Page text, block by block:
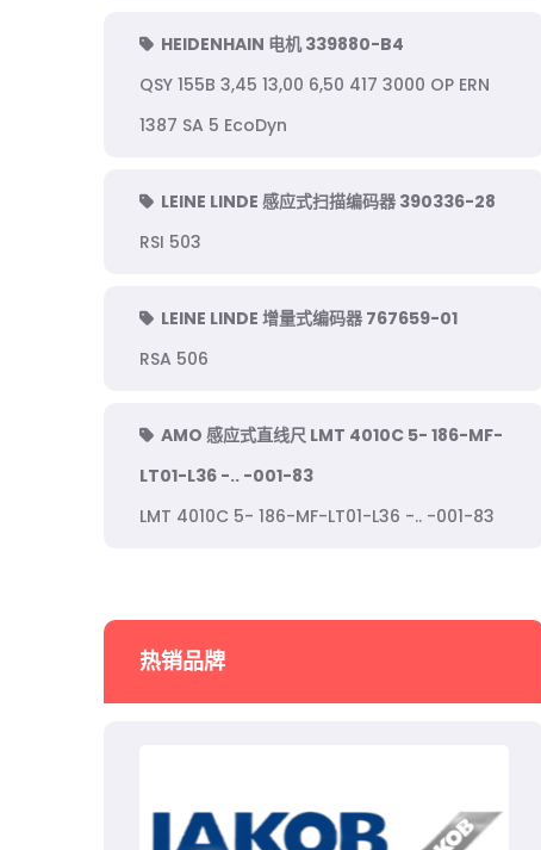
HEIDENHAIN 电机 339880-B4
QSY 155B 3,45 13,00 6,50 417 3000 OP ERN
1387 SA 5 EcoDyn
LEINE LINDE 感应式扫描编码器 390336-28
RSI 503
LEINE LINDE 增量式编码器 767659-01
RSA 506
AMO 感应式直线尺 LMT 4010C 5- 186-MF-
LT01-L36 -.. -001-83
LMT 4010C 5- 186-MF-LT01-L36 -.. -001-83
热销品牌